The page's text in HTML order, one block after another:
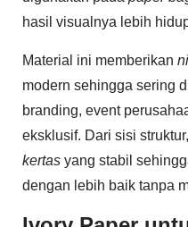
hasil visualnya lebih
Material ini memberikan
modern sehingga sering
branding, event
eksklusif. Dari sisi
kertas yang stabil
dengan lebih baik tanpa